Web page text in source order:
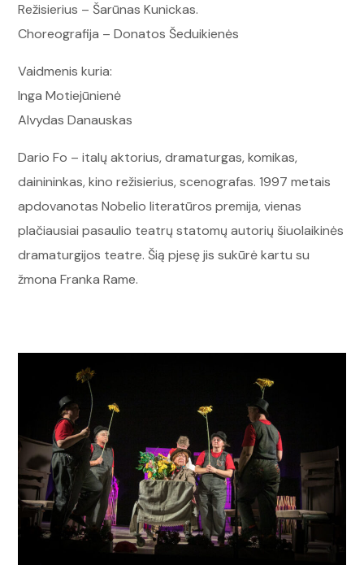
Režisierius – Šarūnas Kunickas.
Choreografija – Donatos Šeduikienės
Vaidmenis kuria:
Inga Motiejūnienė
Alvydas Danauskas
Dario Fo – italų aktorius, dramaturgas, komikas,
dainininkas, kino režisierius, scenografas. 1997 metais
apdovanotas Nobelio literatūros premija, vienas
plačiausiai pasaulio teatrų statomų autorių šiuolaikinės
dramaturgijos teatre. Šią pjesę jis sukūrė kartu su
žmona Franka Rame.